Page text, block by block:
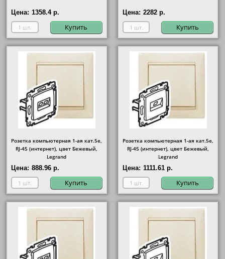
Цена: 1358.4 р.
Купить
Цена: 2282 р.
Купить
Розетка компьютерная 1-ая кат.5е,
RJ-45 (интернет), цвет Бежевый,
Legrand
Цена: 888.96 р.
Купить
Розетка компьютерная 1-ая кат.5е,
RJ-45 (интернет), цвет Бежевый,
Legrand
Цена: 1111.61 р.
Купить